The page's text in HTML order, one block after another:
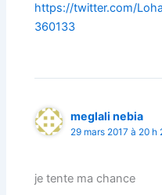
https://twitter.com/
360133
meglali nebia
29 mars 2017 à 20 h
je tente ma chance